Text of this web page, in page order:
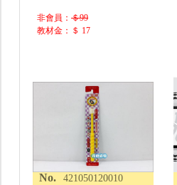
非會員：＄99
教材金：＄ 17
No. 421050120010